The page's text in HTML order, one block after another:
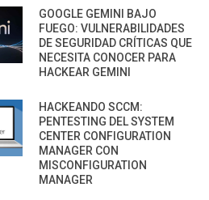
GOOGLE GEMINI BAJO
FUEGO: VULNERABILIDADES
DE SEGURIDAD CRÍTICAS QUE
NECESITA CONOCER PARA
HACKEAR GEMINI
HACKEANDO SCCM:
PENTESTING DEL SYSTEM
CENTER CONFIGURATION
MANAGER CON
MISCONFIGURATION
MANAGER